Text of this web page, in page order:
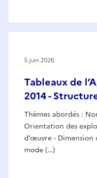
Tableaux de
2014 -
Thèmes abordés :
Orientation des
d’œuvre -
mode (…)
5 juin 2026